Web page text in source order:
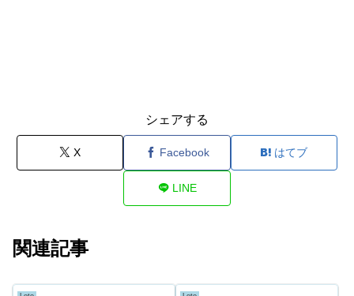
シェアする
X Facebook はてブ
LINE
関連記事